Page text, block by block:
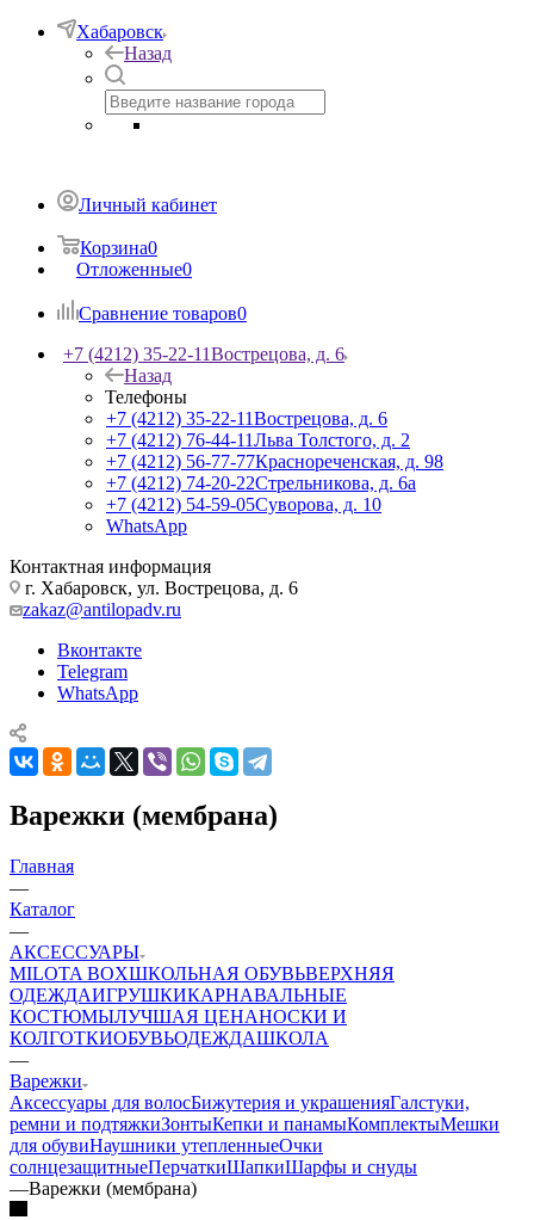
Хабаровск
Назад
Личный кабинет
Корзина0
Отложенные0
Сравнение товаров0
+7 (4212) 35-22-11Вострецова, д. 6
Назад
Телефоны
+7 (4212) 35-22-11Вострецова, д. 6
+7 (4212) 76-44-11Льва Толстого, д. 2
+7 (4212) 56-77-77Краснореченская, д. 98
+7 (4212) 74-20-22Стрельникова, д. 6а
+7 (4212) 54-59-05Суворова, д. 10
WhatsApp
Контактная информация
г. Хабаровск, ул. Вострецова, д. 6
zakaz@antilopadv.ru
Вконтакте
Telegram
WhatsApp
Варежки (мембрана)
Главная
—
Каталог
—
АКСЕССУАРЫ
MILOTA BOXШКОЛЬНАЯ ОБУВЬВЕРХНЯЯ
ОДЕЖДАИГРУШКИКАРНАВАЛЬНЫЕ
КОСТЮМЫЛУЧШАЯ ЦЕНАНОСКИ И
КОЛГОТКИОБУВЬОДЕЖДАШКОЛА
—
Варежки
Аксессуары для волосБижутерия и украшенияГалстуки,
ремни и подтяжкиЗонтыКепки и панамыКомплектыМешки
для обувиНаушники утепленныеОчки
солнцезащитныеПерчаткиШапкиШарфы и снуды
—Варежки (мембрана)